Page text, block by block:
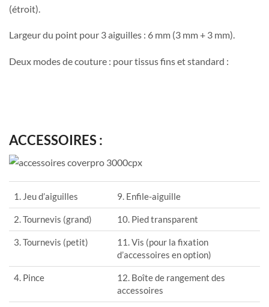
(étroit).
Largeur du point pour 3 aiguilles : 6 mm (3 mm + 3 mm).
Deux modes de couture : pour tissus fins et standard :
ACCESSOIRES :
1. Jeu d’aiguilles 9. Enfile-aiguille
2. Tournevis (grand) 10. Pied transparent
3. Tournevis (petit)
11. Vis (pour la fixation
d’accessoires en option)
4. Pince
12. Boîte de rangement des
accessoires